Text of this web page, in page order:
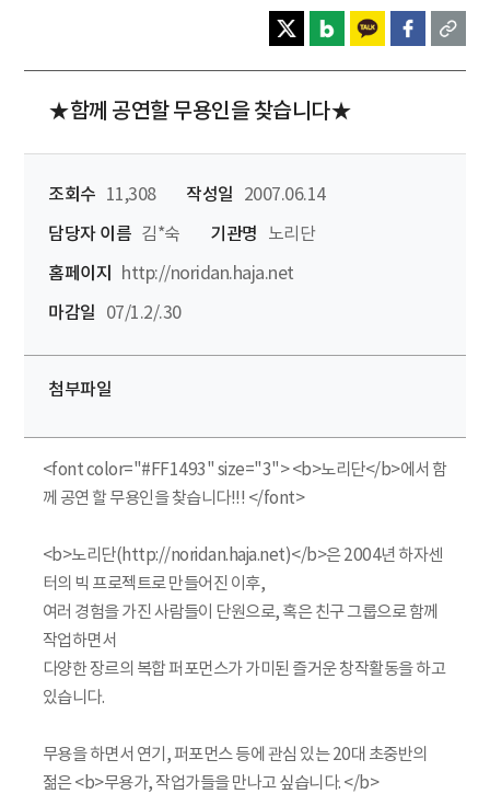
★함께 공연할 무용인을 찾습니다★
조회수 11,308 작성일
2007.06.14
담당자 이름 김*숙 기관명
노리단
홈페이지
http://noridan.haja.net
마감일
07/1.2/.30
첨부파일
<font color="#FF1493" size="3"> <b>노리단</b>에서 함
께 공연 할 무용인을 찾습니다!!! </font>
<b>노리단(http://noridan.haja.net)</b>은 2004년 하자센
터의 빅 프로젝트로 만들어진 이후,
여러 경험을 가진 사람들이 단원으로, 혹은 친구 그룹으로 함께
작업하면서
다양한 장르의 복합 퍼포먼스가 가미된 즐거운 창작활동을 하고
있습니다.
무용을 하면서 연기, 퍼포먼스 등에 관심 있는 20대 초중반의
젊은 <b>무용가, 작업가들을 만나고 싶습니다. </b>